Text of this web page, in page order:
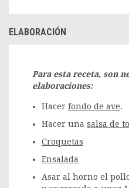
ELABORACIÓN
Para esta receta, son
elaboraciones:
Hacer fondo de ave.
Hacer una salsa de
Croquetas
Ensalada
Asar al horno el